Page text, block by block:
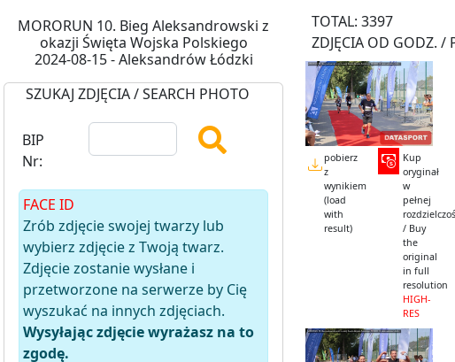
MORORUN 10. Bieg Aleksandrowski z
okazji Święta Wojska Polskiego
2024-08-15 - Aleksandrów Łódzki
SZUKAJ ZDJĘCIA / SEARCH PHOTO
BIP
Nr:
FACE ID
Zrób zdjęcie swojej twarzy lub
wybierz zdjęcie z Twoją twarz.
Zdjęcie zostanie wysłane i
przetworzone na serwerze by Cię
wyszukać na innych zdjęciach.
Wysyłając zdjęcie wyrażasz na to
zgodę.
TOTAL: 3397
ZDJĘCIA OD GODZ. /
pobierz
z
wynikiem
(load
with
result)
Kup
oryginał
w
pełnej
/ Buy
the
original
in full
resolution
HIGH-
RES